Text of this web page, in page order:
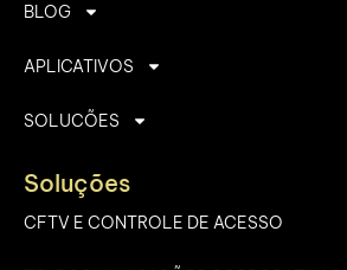
BLOG
APLICATIVOS
SOLUCÕES
Soluções
CFTV E CONTROLE DE ACESSO